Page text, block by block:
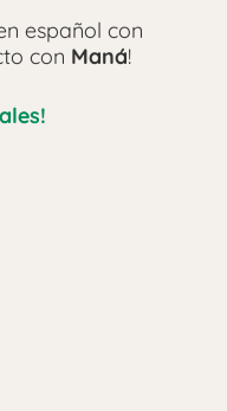
español con
con Maná!